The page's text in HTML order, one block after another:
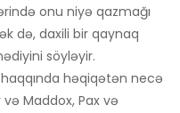
onu niyə qazmağı
də, daxili bir qaynaq
söyləyir.
həqiqətən necə
Maddox, Pax və